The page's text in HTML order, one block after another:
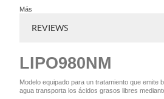
Más
REVIEWS
LIPO980NM
Modelo equipado para un tratamiento que
agua transporta los ácidos grasos libres